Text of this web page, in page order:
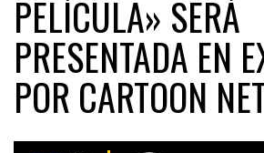
PELÍCULA» SERÁ
PRESENTADA EN
POR CARTOON